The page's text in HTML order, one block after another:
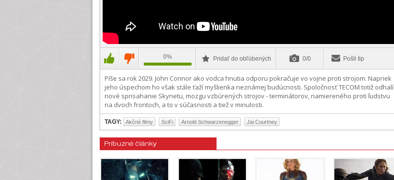
0% Pridať do obľúbených 0/0 Pošli tip
Píše sa rok 2029. John Connor ako vodca hnutia odporu pokračuje vo vojne proti strojom. Napriek
jeho úspechom ho však stále ťaží myšlienka neznámej budúcnosti. Spoločnosť TECOM totiž odhalí
nové sprisahanie Skynetu, mozgu vzbúrených strojov - terminátorov, namiereného proti ľudstvu
na dvoch frontoch, a to v súčasnosti a tiež v minulosti.
TAGY: Akčné filmy SciFi Arnold Schwarzenegger Jai Courtney
Príbuzné články